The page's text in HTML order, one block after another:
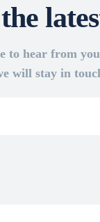
to hear from
will stay in